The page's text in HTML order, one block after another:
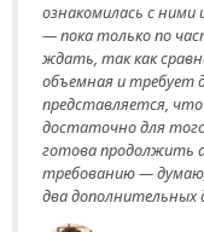
ознакомилась с
— пока только по
ждать, так как
объемная и требует
представляется,
достаточно для
готова продолжить
требованию —
два дополнительных